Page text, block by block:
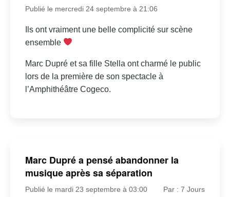
Publié le mercredi 24 septembre à 21:06
Ils ont vraiment une belle complicité sur scène
ensemble
Marc Dupré et sa fille Stella ont charmé le public
lors de la première de son spectacle à
l’Amphithéâtre Cogeco.
Marc Dupré a pensé abandonner la
musique après sa séparation
Publié le mardi 23 septembre à 03:00 Par : 7 Jours